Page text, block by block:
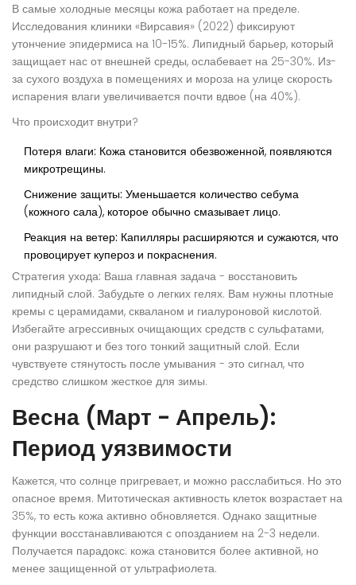
В самые холодные месяцы кожа работает на пределе.
Исследования клиники «Вирсавия» (2022) фиксируют
утончение эпидермиса на 10-15%. Липидный барьер, который
защищает нас от внешней среды, ослабевает на 25-30%. Из-
за сухого воздуха в помещениях и мороза на улице скорость
испарения влаги увеличивается почти вдвое (на 40%).
Что происходит внутри?
Потеря влаги: Кожа становится обезвоженной, появляются
микротрещины.
Снижение защиты: Уменьшается количество себума
(кожного сала), которое обычно смазывает лицо.
Реакция на ветер: Капилляры расширяются и сужаются, что
провоцирует купероз и покраснения.
Стратегия ухода: Ваша главная задача - восстановить
липидный слой. Забудьте о легких гелях. Вам нужны плотные
кремы с церамидами, скваланом и гиалуроновой кислотой.
Избегайте агрессивных очищающих средств с сульфатами,
они разрушают и без того тонкий защитный слой. Если
чувствуете стянутость после умывания - это сигнал, что
средство слишком жесткое для зимы.
Весна (Март - Апрель):
Период уязвимости
Кажется, что солнце пригревает, и можно расслабиться. Но это
опасное время. Митотическая активность клеток возрастает на
35%, то есть кожа активно обновляется. Однако защитные
функции восстанавливаются с опозданием на 2-3 недели.
Получается парадокс: кожа становится более активной, но
менее защищенной от ультрафиолета.